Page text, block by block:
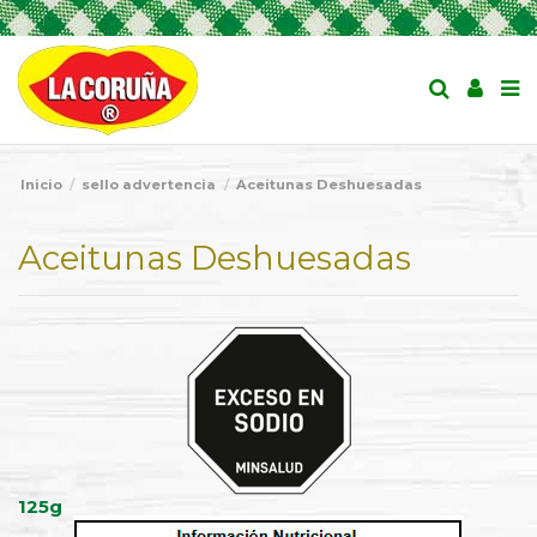
Inicio sello advertencia Aceitunas Deshuesadas
Aceitunas Deshuesadas
125g